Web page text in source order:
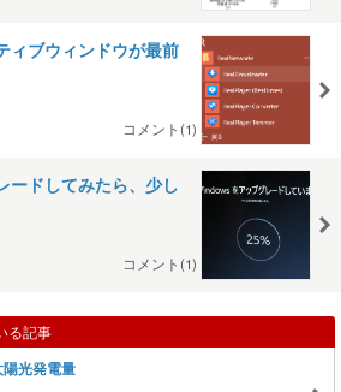
ブウィンドウが最前
コメント(1)
ドしてみたら、少し
コメント(1)
る記事
光発電量